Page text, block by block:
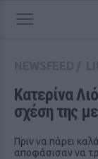
Κατερίνα
σχέση της
Πριν να πάρει
αποφάσισαν να